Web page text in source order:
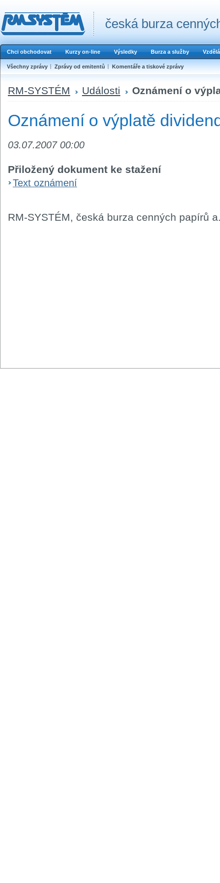
česká burza
Chci obchodovat Kurzy on-line Výsledky Burza a služby
Všechny zprávy Zprávy od emitentů Komentáře a tiskové zprávy
RM-SYSTÉM Události Oznámení o
Oznámení o výplatě
03.07.2007 00:00
Přiložený dokument ke stažení
Text oznámení
RM-SYSTÉM, česká burza cenných papírů